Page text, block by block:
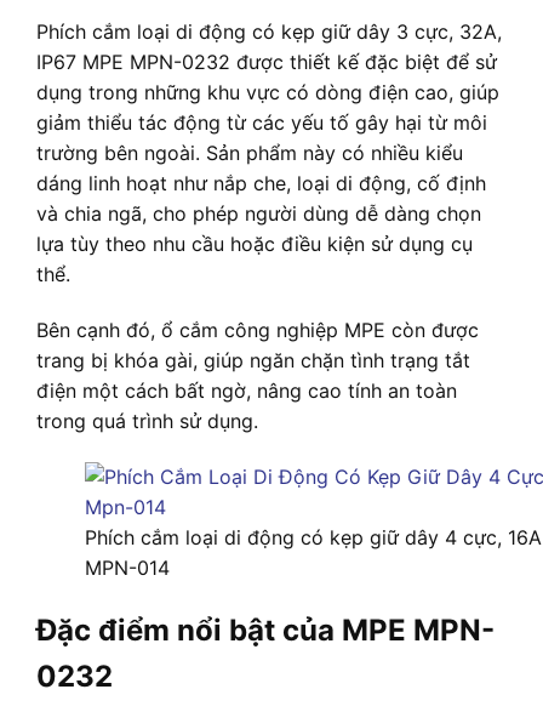
Phích cắm loại di động có kẹp giữ dây 3 cực, 32A,
IP67 MPE MPN-0232 được thiết kế đặc biệt để sử
dụng trong những khu vực có dòng điện cao, giúp
giảm thiểu tác động từ các yếu tố gây hại từ môi
trường bên ngoài. Sản phẩm này có nhiều kiểu
dáng linh hoạt như nắp che, loại di động, cố định
và chia ngã, cho phép người dùng dễ dàng chọn
lựa tùy theo nhu cầu hoặc điều kiện sử dụng cụ
thể.
Bên cạnh đó, ổ cắm công nghiệp MPE còn được
trang bị khóa gài, giúp ngăn chặn tình trạng tắt
điện một cách bất ngờ, nâng cao tính an toàn
trong quá trình sử dụng.
Phích cắm loại di động có kẹp giữ dây 4 cực,
MPN-014
Đặc điểm nổi bật của MPE MPN-
0232